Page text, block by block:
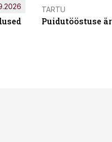
TARTU
Puidutööstuse